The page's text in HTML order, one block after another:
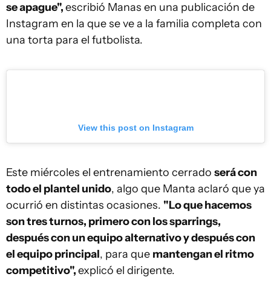
se apague",escribió Manas en una publicación de
Instagram en la que se ve a la familia completa con
una torta para el futbolista.
View this post on Instagram
Este miércoles el entrenamiento cerrado será con
todo el plantel unido, algo que Manta aclaró que ya
ocurrió en distintas ocasiones. "Lo que hacemos
son tres turnos, primero con los sparrings,
después con un equipo alternativo y después con
el equipo principal, para que mantengan el ritmo
competitivo",explicó el dirigente.